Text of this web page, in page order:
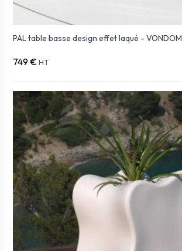
PAL table basse design effet laqué - VONDOM
749 € HT